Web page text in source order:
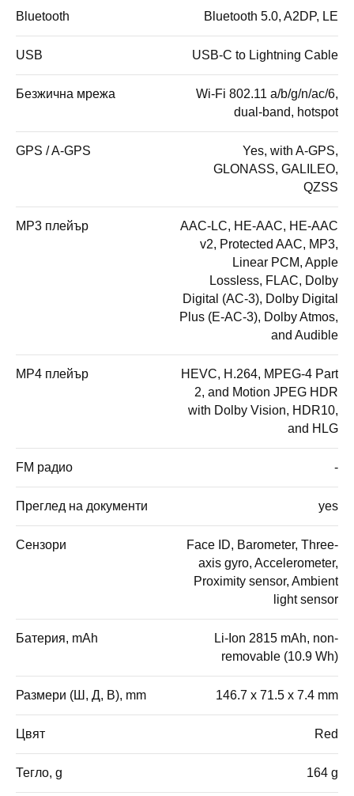
Bluetooth Bluetooth 5.0, A2DP, LE
USB USB-C to Lightning Cable
Безжична мрежа
Wi-Fi 802.11 a/b/g/n/ac/6,
dual-band, hotspot
GPS / A-GPS
Yes, with A-GPS,
GLONASS, GALILEO,
QZSS
MP3 плейър
AAC-LC, HE-AAC, HE-AAC
v2, Protected AAC, MP3,
Linear PCM, Apple
Lossless, FLAC, Dolby
Digital (AC-3), Dolby Digital
Plus (E-AC-3), Dolby Atmos,
and Audible
MP4 плейър
HEVC, H.264, MPEG-4 Part
2, and Motion JPEG HDR
with Dolby Vision, HDR10,
and HLG
FM радио -
Преглед на документи yes
Сензори
Face ID, Barometer, Three-
axis gyro, Accelerometer,
Proximity sensor, Ambient
light sensor
Батерия, mAh
Li-Ion 2815 mAh, non-
removable (10.9 Wh)
Размери (Ш, Д, В), mm 146.7 x 71.5 x 7.4 mm
Цвят Red
Тегло, g 164 g